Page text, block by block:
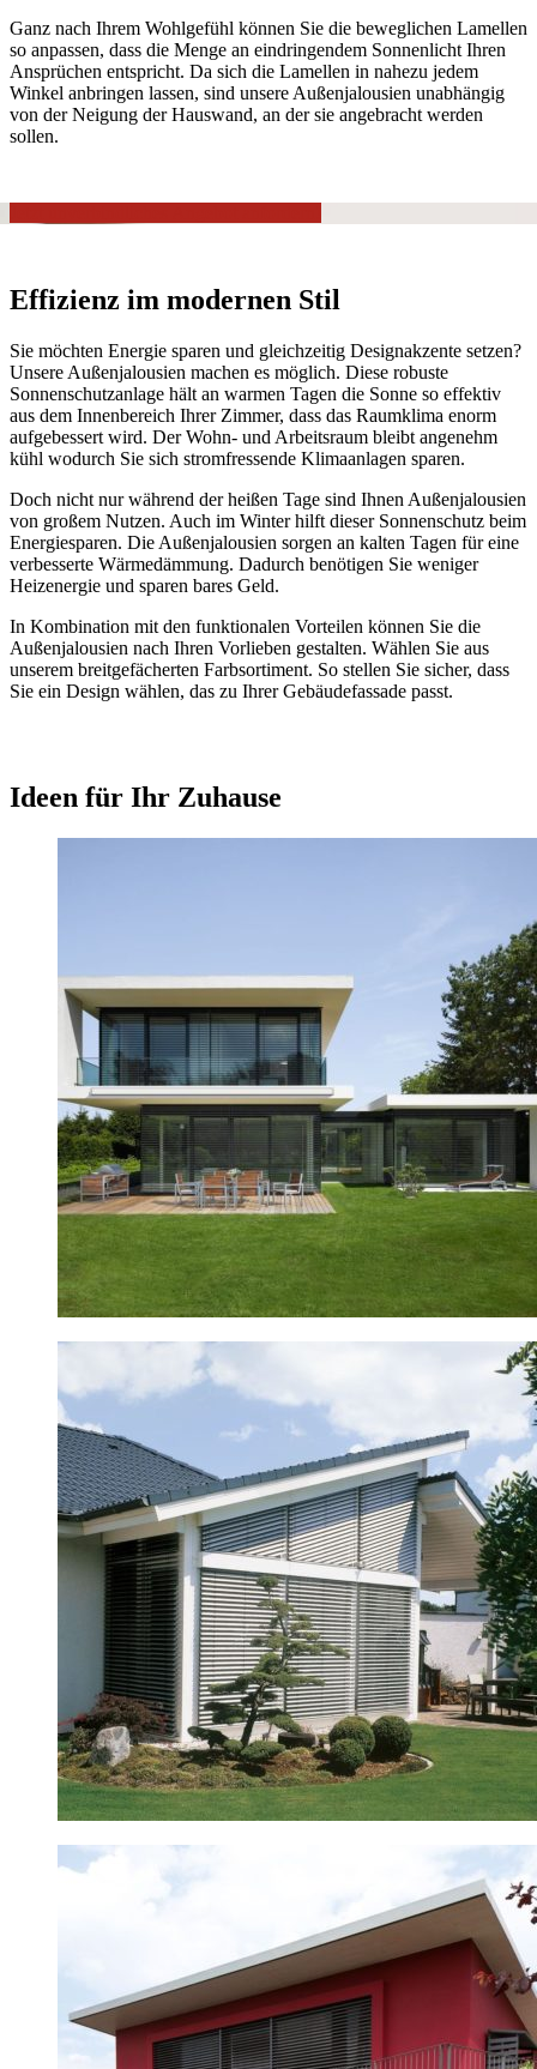
Ganz nach Ihrem Wohlgefühl können Sie die beweglichen Lamellen
so anpassen, dass die Menge an eindringendem Sonnenlicht Ihren
Ansprüchen entspricht. Da sich die Lamellen in nahezu jedem
Winkel anbringen lassen, sind unsere Außenjalousien unabhängig
von der Neigung der Hauswand, an der sie angebracht werden
sollen.
Effizienz im modernen Stil
Sie möchten Energie sparen und gleichzeitig Designakzente setzen?
Unsere Außenjalousien machen es möglich. Diese robuste
Sonnenschutzanlage hält an warmen Tagen die Sonne so effektiv
aus dem Innenbereich Ihrer Zimmer, dass das Raumklima enorm
aufgebessert wird. Der Wohn- und Arbeitsraum bleibt angenehm
kühl wodurch Sie sich stromfressende Klimaanlagen sparen.
Doch nicht nur während der heißen Tage sind Ihnen Außenjalousien
von großem Nutzen. Auch im Winter hilft dieser Sonnenschutz beim
Energiesparen. Die Außenjalousien sorgen an kalten Tagen für eine
verbesserte Wärmedämmung. Dadurch benötigen Sie weniger
Heizenergie und sparen bares Geld.
In Kombination mit den funktionalen Vorteilen können Sie die
Außenjalousien nach Ihren Vorlieben gestalten. Wählen Sie aus
unserem breitgefächerten Farbsortiment. So stellen Sie sicher, dass
Sie ein Design wählen, das zu Ihrer Gebäudefassade passt.
Ideen für Ihr Zuhause